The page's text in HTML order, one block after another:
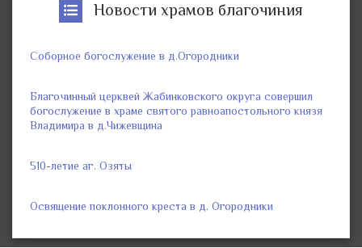
Новости храмов благочиния
Соборное богослужение в д.Огородники
Благочинный церквей Жабинковского округа совершил
богослужение в храме святого равноапостольного князя
Владимира в д.Чижевщина
510-летие аг. Озяты
Освящение поклонного креста в д. Огородники